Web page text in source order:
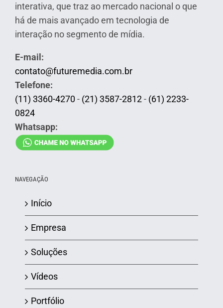
interativa, que traz ao mercado nacional o que
há de mais avançado em tecnologia de
interação no segmento de mídia.
E-mail:
contato@futuremedia.com.br
Telefone:
(11) 3360-4270 - (21) 3587-2812- (61) 2233-
0824
Whatsapp:
NAVEGAÇÃO
Início
Empresa
Soluções
Vídeos
Portfólio